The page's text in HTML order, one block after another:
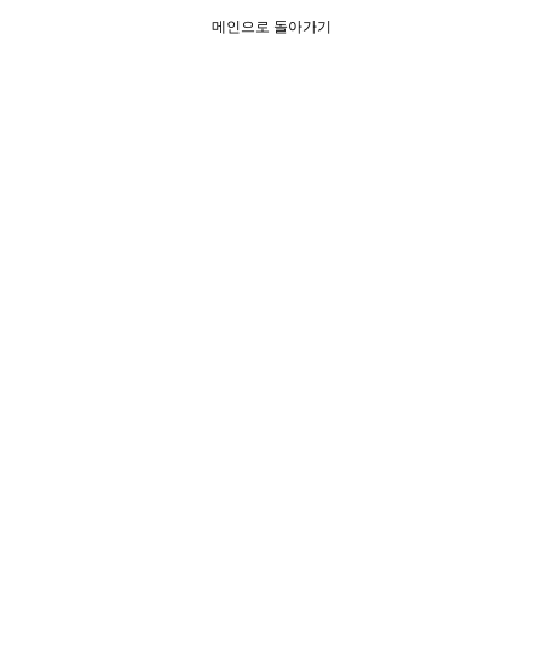
메인으로 돌아가기